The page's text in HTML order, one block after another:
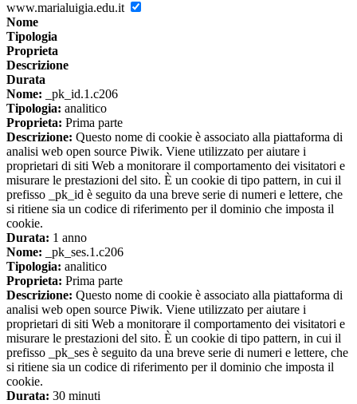
www.marialuigia.edu.it
Nome
Tipologia
Proprieta
Descrizione
Durata
Nome: _pk_id.1.c206
Tipologia: analitico
Proprieta: Prima parte
Descrizione: Questo nome di cookie è associato alla piattaforma di
analisi web open source Piwik. Viene utilizzato per aiutare i
proprietari di siti Web a monitorare il comportamento dei visitatori e
misurare le prestazioni del sito. È un cookie di tipo pattern, in cui il
prefisso _pk_id è seguito da una breve serie di numeri e lettere, che
si ritiene sia un codice di riferimento per il dominio che imposta il
cookie.
Durata: 1 anno
Nome: _pk_ses.1.c206
Tipologia: analitico
Proprieta: Prima parte
Descrizione: Questo nome di cookie è associato alla piattaforma di
analisi web open source Piwik. Viene utilizzato per aiutare i
proprietari di siti Web a monitorare il comportamento dei visitatori e
misurare le prestazioni del sito. È un cookie di tipo pattern, in cui il
prefisso _pk_ses è seguito da una breve serie di numeri e lettere, che
si ritiene sia un codice di riferimento per il dominio che imposta il
cookie.
Durata: 30 minuti